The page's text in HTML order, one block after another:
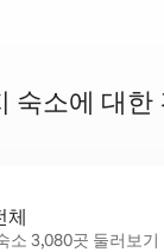
숙소에 대한
체
소 3,080곳 둘러보기